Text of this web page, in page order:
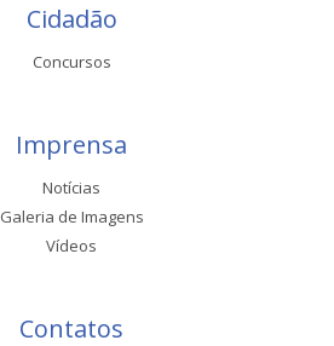
Cidadão
Concursos
Imprensa
Notícias
Galeria de Imagens
Vídeos
Contatos